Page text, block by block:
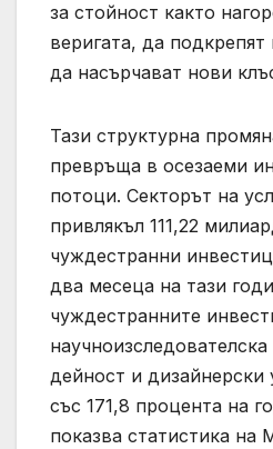
за стойност както
веригата, да
да насърчават нови
Тази структурна
превръща в осезаеми
потоци. Секторът на
привлякъл 111,22
чуждестранни
два месеца на тази
чуждестранните
дейност и дизайнерски
със 171,8 процента на
показва статистика на